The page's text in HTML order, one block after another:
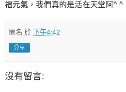
福元氣，我們真的是活在天堂阿^ ^
匿名 於 下午4:42
分享
沒有留言: